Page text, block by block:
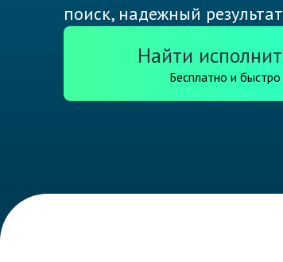
поиск, надежный
Найти
Бесплатно и быстро